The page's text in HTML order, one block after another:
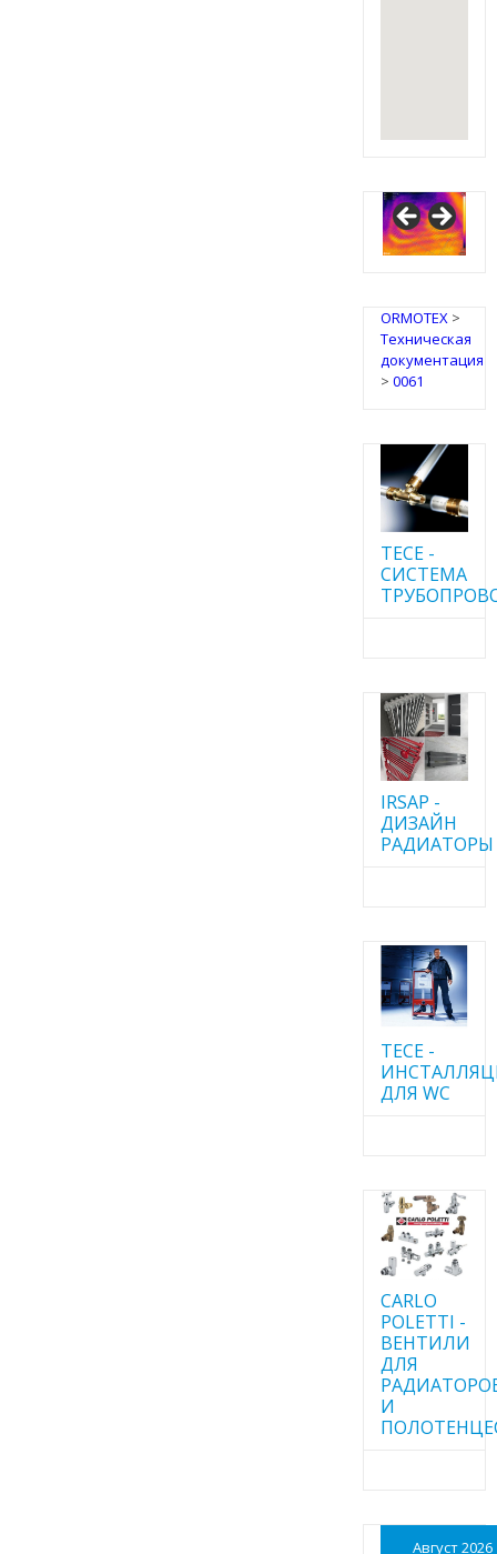
ORMOTEX>
Техническая
документация
> 0061
TECE -
CИСТЕМА
IRSAP -
ДИЗАЙН
РАДИАТОРЫ
TECE -
ДЛЯ WC
CARLO
POLETTI -
ВЕНТИЛИ
ДЛЯ
И
Август 2026